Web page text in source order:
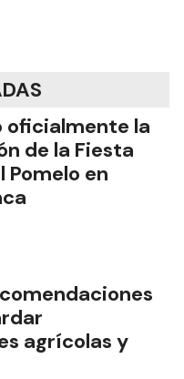
oficialmente la
de la Fiesta
Pomelo en
agrícolas y